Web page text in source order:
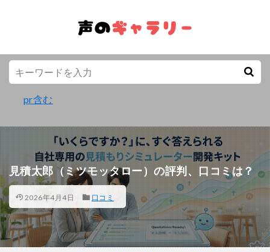
pr含む
見積太郎（ミツモッタロー）の評判、口コミは？
2026年4月4日 口コミ